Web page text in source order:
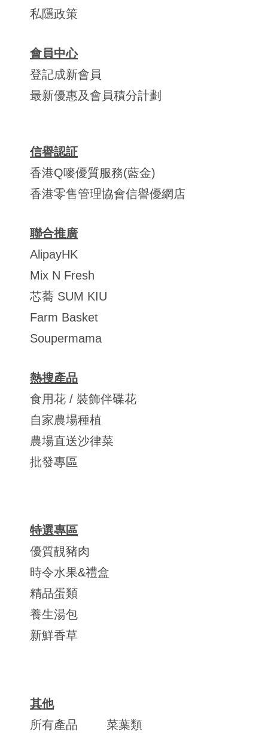
私隱政策
會員中心
登記成新會員
最新優惠及會員積分計劃
信譽認証
香港Q嘜優質服務(藍金)
香港零售管理協會信譽優網店
聯合推廣
AlipayHK
Mix N Fresh
芯蕎 SUM KIU
Farm Basket
Soupermama
熱搜產品
食用花 / 裝飾伴碟花
自家農場種植
農場直送沙律菜
批發專區
特選專區
優質靚豬肉
時令水果&禮盒
精品蛋類
養生湯包
新鮮香草
其他
所有產品
菜葉類